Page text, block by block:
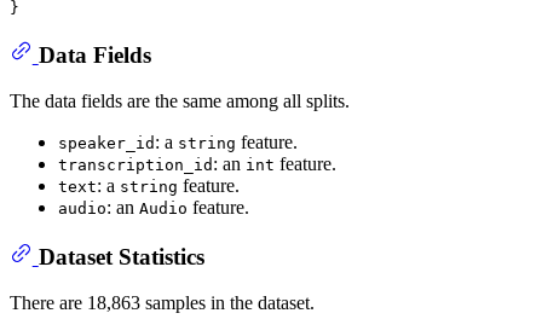
Data Fields
The data fields are the same among all splits.
speaker_id : a string feature.
transcription_id : an int feature.
text: a string feature.
audio: an Audio feature.
Dataset Statistics
There are 18,863 samples in the dataset.